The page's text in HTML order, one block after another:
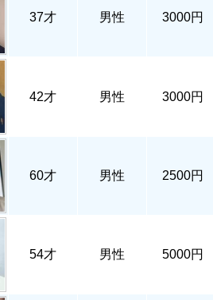
37才 男性 3000円
42才 男性 3000円
60才 男性 2500円
54才 男性 5000円